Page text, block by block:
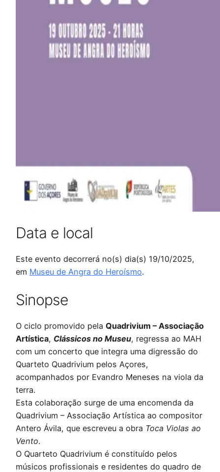
Data e local
Este evento decorrerá no(s) dia(s) 19/10/2025,
em Museu de Angra do Heroísmo.
Sinopse
O ciclo promovido pela Quadrivium – Associação
Artística, Clássicos no Museu, regressa ao MAH
com um concerto que integra uma digressão do
Quarteto Quadrivium pelos Açores,
acompanhados por Evandro Meneses na viola da
terra.
Esta colaboração surge de uma encomenda da
Quadrivium – Associação Artística ao compositor
Antero Ávila, que escreveu a obra Toca Violas ao
Vento.
O Quarteto Quadrivium é constituído pelos
músicos profissionais e residentes do quadro de